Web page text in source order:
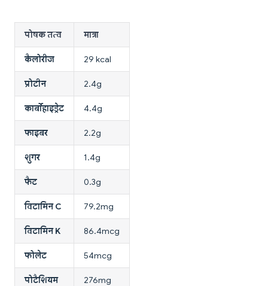
पोषक तत्व मात्रा
कैलोरीज 29 kcal
प्रोटीन 2.4g
कार्बोहाइड्रेट 4.4g
फाइबर 2.2g
शुगर 1.4g
फैट 0.3g
विटामिन C 79.2mg
विटामिन K 86.4mcg
फोलेट 54mcg
पोटैशियम 276mg